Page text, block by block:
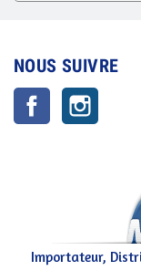
NOUS SUIVRE
Facebook
Importateur,